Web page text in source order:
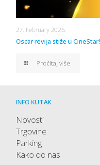
27. February 2026.
Oscar revija stiže u CineStar!
Pročitaj više
INFO KUTAK
Novosti
Trgovine
Parking
Kako do nas